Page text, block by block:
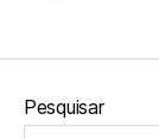
Pesquisar